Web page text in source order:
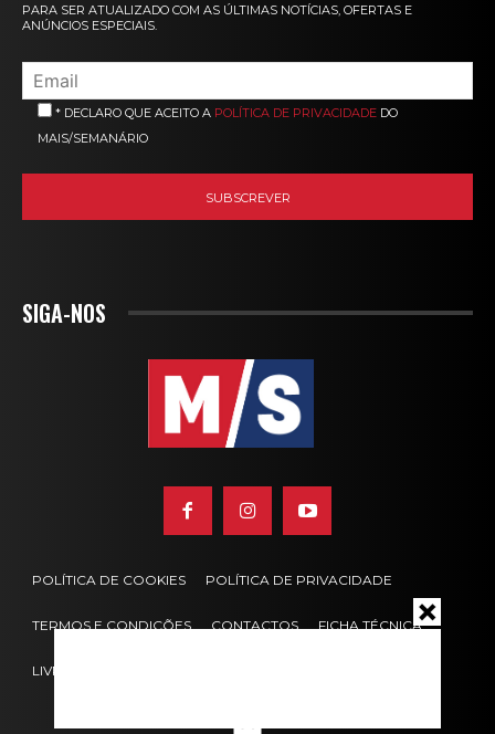
PARA SER ATUALIZADO COM AS ÚLTIMAS NOTÍCIAS, OFERTAS E
ANÚNCIOS ESPECIAIS.
* DECLARO QUE ACEITO A POLÍTICA DE PRIVACIDADE DO
MAIS/SEMANÁRIO
SIGA-NOS
POLÍTICA DE COOKIES POLÍTICA DE PRIVACIDADE
TERMOS E CONDIÇÕES CONTACTOS FICHA TÉCNICA
LIVRO DE RECLAMAÇÕES